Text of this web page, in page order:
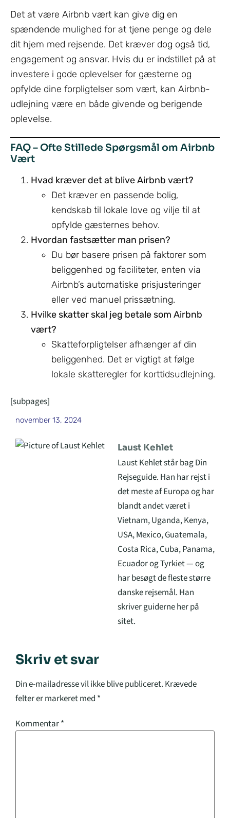
Det at være Airbnb vært kan give dig en
spændende mulighed for at tjene penge og dele
dit hjem med rejsende. Det kræver dog også tid,
engagement og ansvar. Hvis du er indstillet på at
investere i gode oplevelser for gæsterne og
opfylde dine forpligtelser som vært, kan Airbnb-
udlejning være en både givende og berigende
oplevelse.
FAQ – Ofte Stillede Spørgsmål om Airbnb
Vært
Hvad kræver det at blive Airbnb vært?
Det kræver en passende bolig,
kendskab til lokale love og vilje til at
opfylde gæsternes behov.
Hvordan fastsætter man prisen?
Du bør basere prisen på faktorer som
beliggenhed og faciliteter, enten via
Airbnb’s automatiske prisjusteringer
eller ved manuel prissætning.
Hvilke skatter skal jeg betale som Airbnb
vært?
Skatteforpligtelser afhænger af din
beliggenhed. Det er vigtigt at følge
lokale skatteregler for korttidsudlejning.
[subpages]
november 13, 2024
Laust Kehlet
Laust Kehlet står bag Din
Rejseguide. Han har rejst i
det meste af Europa og har
blandt andet været i
Vietnam, Uganda, Kenya,
USA, Mexico, Guatemala,
Costa Rica, Cuba, Panama,
Ecuador og Tyrkiet — og
har besøgt de fleste større
danske rejsemål. Han
skriver guiderne her på
sitet.
Skriv et svar
Din e-mailadresse vil ikke blive publiceret. Krævede
felter er markeret med *
Kommentar*